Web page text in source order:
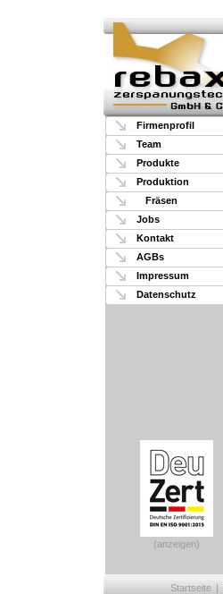
Firmenprofil
Team
Produkte
Produktion
Fräsen
Jobs
Kontakt
AGBs
Impressum
Datenschutz
(anzeigen)
Startseite |